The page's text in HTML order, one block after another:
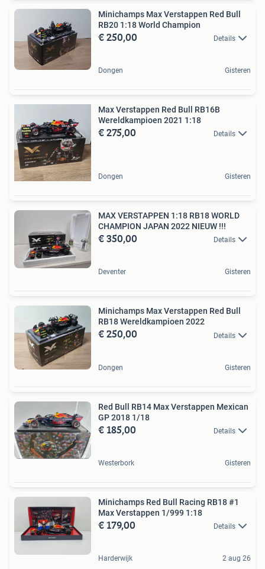
Minichamps Max Verstappen Red Bull
RB20 1:18 World Champion
€ 250,00 Details
Dongen Gisteren
Max Verstappen Red Bull RB16B
Wereldkampioen 2021 1:18
€ 275,00 Details
Dongen Gisteren
MAX VERSTAPPEN 1:18 RB18 WORLD
CHAMPION JAPAN 2022 NIEUW !!!
€ 350,00 Details
Deventer Gisteren
Minichamps Max Verstappen Red Bull
RB18 Wereldkampioen 2022
€ 250,00 Details
Dongen Gisteren
Red Bull RB14 Max Verstappen Mexican
GP 2018 1/18
€ 185,00 Details
Westerbork Gisteren
Minichamps Red Bull Racing RB18 #1
Max Verstappen 1/999 1:18
€ 179,00 Details
Harderwijk 2 aug 26